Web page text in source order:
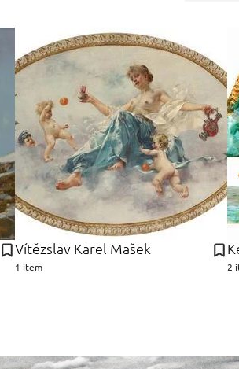
Vítězslav Karel Mašek
1 item 2